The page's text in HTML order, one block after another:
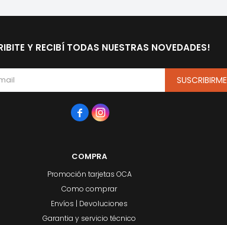
COMPRA
Promoción tarjetas OCA
Como comprar
Envíos | Devoluciones
Garantia y servicio técnico
Y RECIBÍ TODAS NUESTRAS NOVEDADES!
SUSCRIBIRME
 